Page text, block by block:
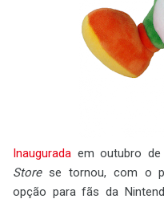
Inaugurada em outubro
Storese tornou, com o
opção para fãs da